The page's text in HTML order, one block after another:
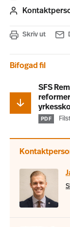
Skriv ut
Bifogad fil
SFS
PDF